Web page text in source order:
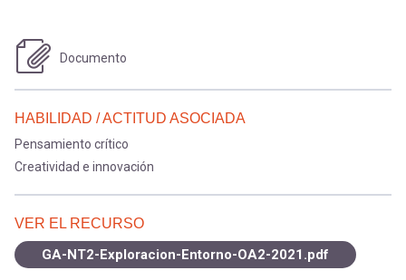
Documento
HABILIDAD / ACTITUD ASOCIADA
Pensamiento crítico
Creatividad e innovación
VER EL RECURSO
GA-NT2-Exploracion-Entorno-OA2-2021.pdf